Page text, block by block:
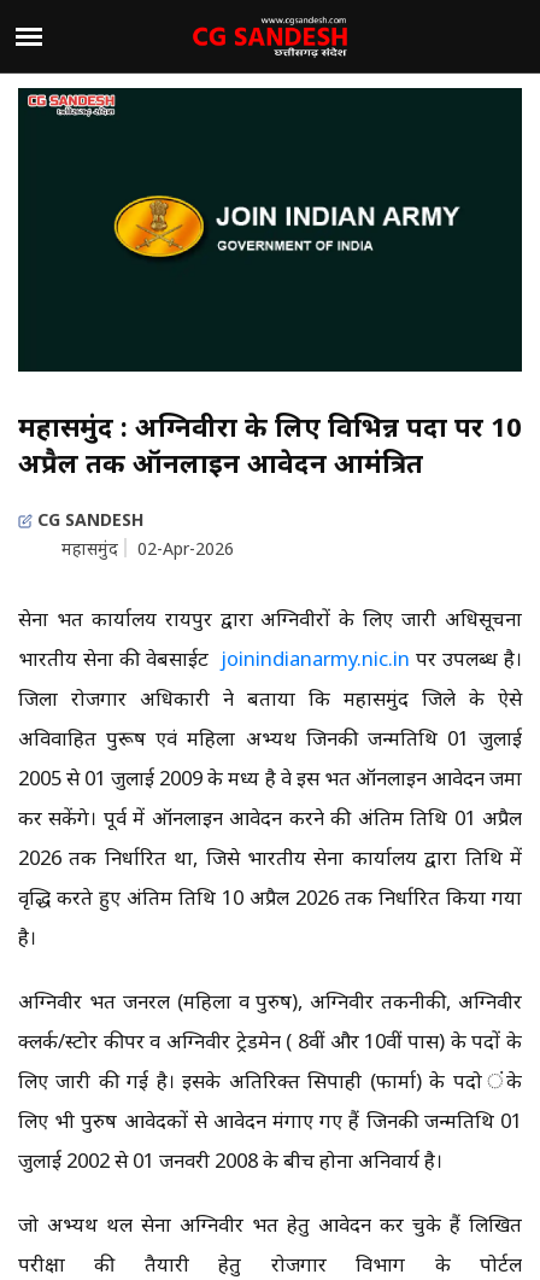
महासमुंद : अग्निवीरों के लिए विभिन्न पदों पर 10
अप्रैल तक ऑनलाइन आवेदन आमंत्रित
CG SANDESH
महासमुंद
02-Apr-2026
सेना भर्ती कार्यालय रायपुर द्वारा अग्निवीरों के लिए जारी अधिसूचना
भारतीय सेना की वेबसाईट joinindianarmy.nic.in पर उपलब्ध है।
जिला रोजगार अधिकारी ने बताया कि महासमुंद जिले के ऐसे
अविवाहित पुरूष एवं महिला अभ्यर्थी जिनकी जन्मतिथि 01 जुलाई
2005 से 01 जुलाई 2009 के मध्य है वे इस भर्ती ऑनलाइन आवेदन जमा
कर सकेंगे। पूर्व में ऑनलाइन आवेदन करने की अंतिम तिथि 01 अप्रैल
2026 तक निर्धारित था, जिसे भारतीय सेना कार्यालय द्वारा तिथि में
वृद्धि करते हुए अंतिम तिथि 10 अप्रैल 2026 तक निर्धारित किया गया
है।
अग्निवीर भर्ती जनरल (महिला व पुरुष), अग्निवीर तकनीकी, अग्निवीर
क्लर्क/स्टोर कीपर व अग्निवीर ट्रेडमेन ( 8वीं और 10वीं पास) के पदों के
लिए जारी की गई है। इसके अतिरिक्त सिपाही (फार्मा) के पदो ंके
लिए भी पुरुष आवेदकों से आवेदन मंगाए गए हैं जिनकी जन्मतिथि 01
जुलाई 2002 से 01 जनवरी 2008 के बीच होना अनिवार्य है।
जो अभ्यर्थी थल सेना अग्निवीर भर्ती हेतु आवेदन कर चुके हैं लिखित
परीक्षा की तैयारी हेतु रोजगार विभाग के पोर्टल